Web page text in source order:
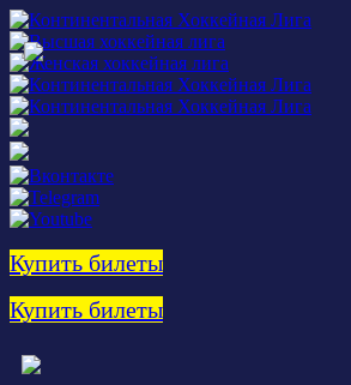
Купить билеты
Купить билеты